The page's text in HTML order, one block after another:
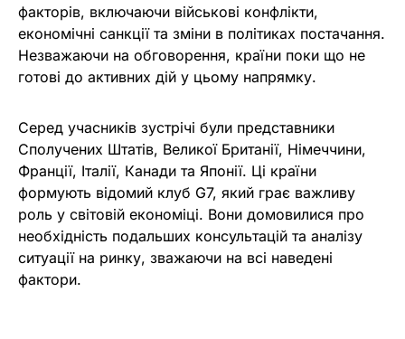
факторів, включаючи військові конфлікти,
економічні санкції та зміни в політиках постачання.
Незважаючи на обговорення, країни поки що не
готові до активних дій у цьому напрямку.
Серед учасників зустрічі були представники
Сполучених Штатів, Великої Британії, Німеччини,
Франції, Італії, Канади та Японії. Ці країни
формують відомий клуб G7, який грає важливу
роль у світовій економіці. Вони домовилися про
необхідність подальших консультацій та аналізу
ситуації на ринку, зважаючи на всі наведені
фактори.